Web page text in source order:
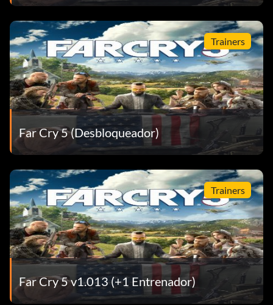
Trainers
Far Cry 5 (Desbloqueador)
Trainers
Far Cry 5 v1.013 (+1 Entrenador)